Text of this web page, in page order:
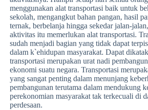
menggunakan alat transportasi baik untuk
sekolah, mengangkut bahan pangan, hasil
ternak, berbelanja hingga sekedar jalan-
aktivitas itu memerlukan alat transportasi.
sudah menjadi bagian yang tidak dapat
dalam k`ehidupan masyarakat. Dapat
transportasi merupakan urat nadi
ekonomi suatu negara. Transportasi
yang sangat penting dalam menunjang
pembangunan terutama dalam mendukung
perekonomian masyarakat tak terkecuali di
perdesaan.